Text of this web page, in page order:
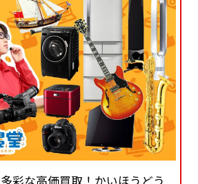
彩な高価買取！かいほうどう